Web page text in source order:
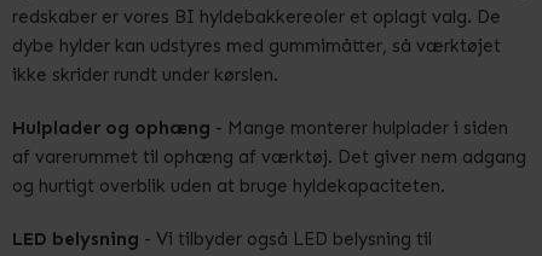
redskaber er vores BI hyldebakkereoler et oplagt valg. De
dybe hylder kan udstyres med gummimåtter, så værktøjet
ikke skrider rundt under kørslen.
Hulplader og ophæng - Mange monterer hulplader i siden
af varerummet til ophæng af værktøj. Det giver nem adgang
og hurtigt overblik uden at bruge hyldekapaciteten.
LED belysning - Vi tilbyder også LED belysning til